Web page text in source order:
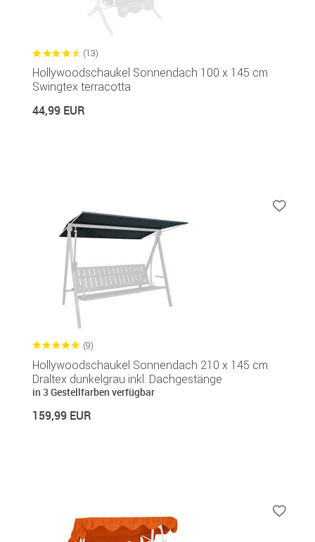
(13)
Hollywoodschaukel Sonnendach 100 x 145 cm
Swingtex terracotta
44,99 EUR
(9)
Hollywoodschaukel Sonnendach 210 x 145 cm
Draltex dunkelgrau inkl. Dachgestänge
in 3 Gestellfarben verfügbar
159,99 EUR